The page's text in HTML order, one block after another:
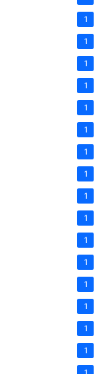
1
1
1
1
1
1
1
1
1
1
1
1
1
1
1
1